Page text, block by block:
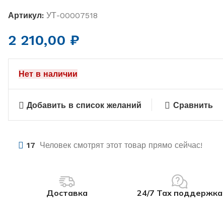
Артикул: УТ-00007518
2 210,00 ₽
Нет в наличии
Добавить в список желаний Сравнить
17 Человек смотрят этот товар прямо сейчас!
Доставка 24/7 Тах поддержка